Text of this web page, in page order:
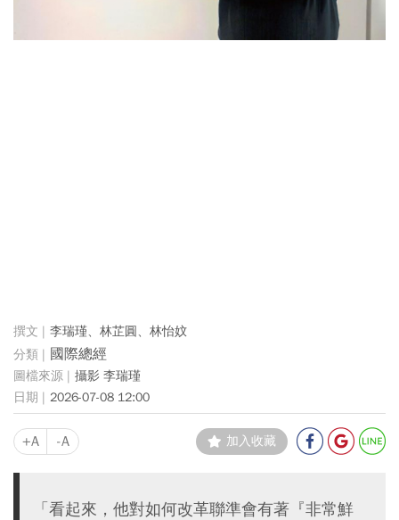
李瑞瑾、林芷圓、林怡妏
國際總經
攝影 李瑞瑾
2026-07-08 12:00
+A -A 加入收藏
「看起來，他對如何改革聯準會有著『非常鮮